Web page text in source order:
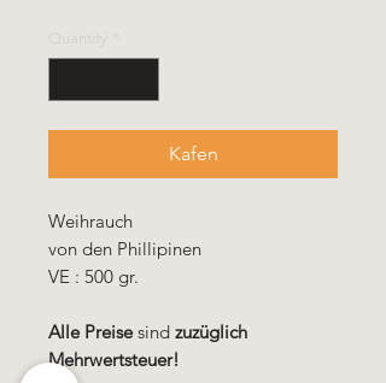
Quantity
Kafen
Weihrauch
von den Phillipinen
VE : 500 gr.
Alle Preisesind zuzüglich
Mehrwertsteuer!